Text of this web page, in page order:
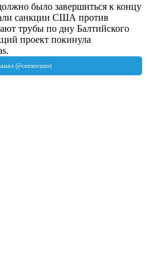
было завершиться к концу
санкции США против
трубы по дну Балтийского
проект покинула